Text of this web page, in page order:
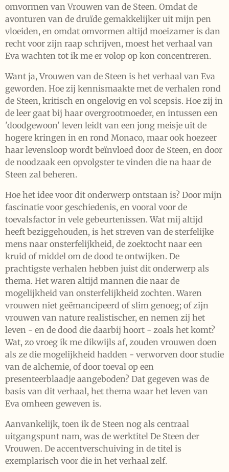
omvormen van Vrouwen van de Steen. Omdat de
avonturen van de druïde gemakkelijker uit mijn pen
vloeiden, en omdat omvormen altijd moeizamer is dan
recht voor zijn raap schrijven, moest het verhaal van
Eva wachten tot ik me er volop op kon concentreren.
Want ja, Vrouwen van de Steen is het verhaal van Eva
geworden. Hoe zij kennismaakte met de verhalen rond
de Steen, kritisch en ongelovig en vol scepsis. Hoe zij in
de leer gaat bij haar overgrootmoeder, en intussen een
'doodgewoon' leven leidt van een jong meisje uit de
hogere kringen in en rond Monaco, maar ook hoezeer
haar levensloop wordt beïnvloed door de Steen, en door
de noodzaak een opvolgster te vinden die na haar de
Steen zal beheren.
Hoe het idee voor dit onderwerp ontstaan is? Door mijn
fascinatie voor geschiedenis, en vooral voor de
toevalsfactor in vele gebeurtenissen. Wat mij altijd
heeft beziggehouden, is het streven van de sterfelijke
mens naar onsterfelijkheid, de zoektocht naar een
kruid of middel om de dood te ontwijken. De
prachtigste verhalen hebben juist dit onderwerp als
thema. Het waren altijd mannen die naar de
mogelijkheid van onsterfelijkheid zochten. Waren
vrouwen niet geëmancipeerd of slim genoeg; of zijn
vrouwen van nature realistischer, en nemen zij het
leven - en de dood die daarbij hoort - zoals het komt?
Wat, zo vroeg ik me dikwijls af, zouden vrouwen doen
als ze die mogelijkheid hadden - verworven door studie
van de alchemie, of door toeval op een
presenteerblaadje aangeboden? Dat gegeven was de
basis van dit verhaal, het thema waar het leven van
Eva omheen geweven is.
Aanvankelijk, toen ik de Steen nog als centraal
uitgangspunt nam, was de werktitel De Steen der
Vrouwen. De accentverschuiving in de titel is
exemplarisch voor die in het verhaal zelf.